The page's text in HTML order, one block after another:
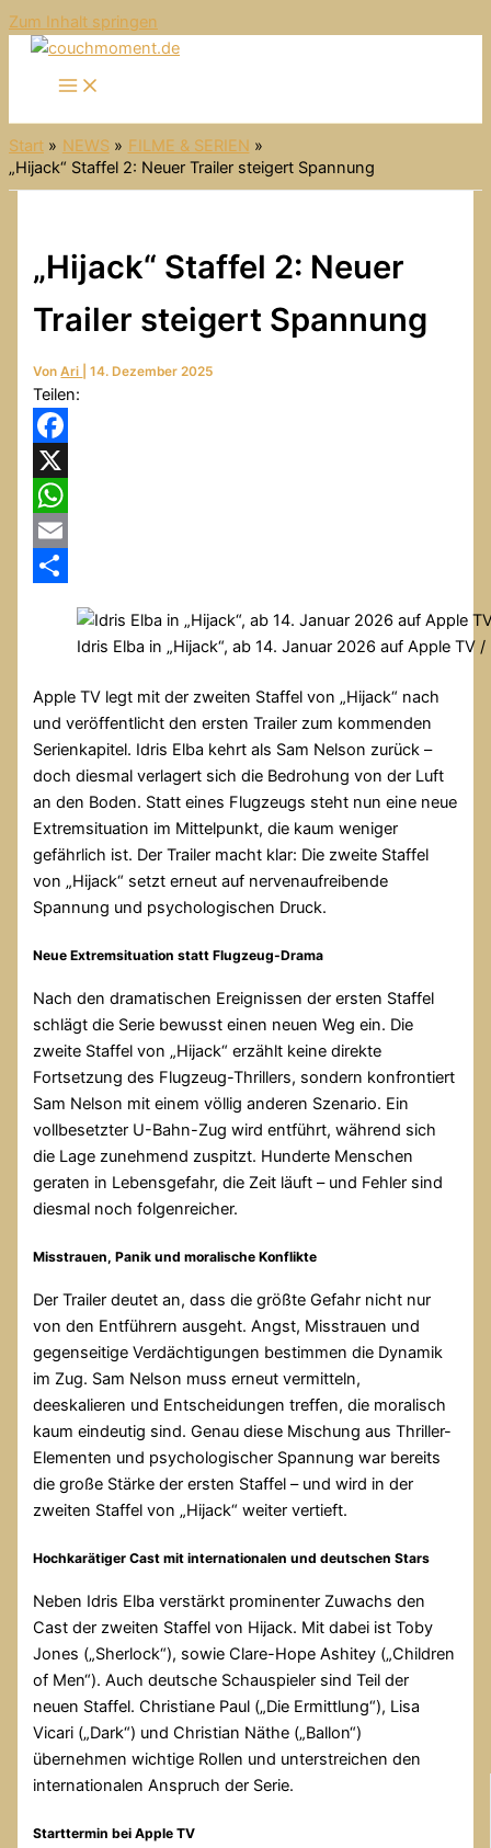
Zum Inhalt springen
Start NEWS
FILME & SERIEN
„Hijack“ Staffel 2: Neuer Trailer steigert Spannung
„Hijack“ Staffel 2: Neuer
Trailer steigert Spannung
VonAri |14. Dezember 2025
Teilen:
Facebook
X
WhatsApp
Email
Idris Elba in „Hijack“, ab 14. Januar 2026 auf Apple TV
Apple TV legt mit der zweiten Staffel von „Hijack“ nach
und veröffentlicht den ersten Trailer zum kommenden
Serienkapitel. Idris Elba kehrt als Sam Nelson zurück –
doch diesmal verlagert sich die Bedrohung von der Luft
an den Boden. Statt eines Flugzeugs steht nun eine neue
Extremsituation im Mittelpunkt, die kaum weniger
gefährlich ist. Der Trailer macht klar: Die zweite Staffel
von „Hijack“ setzt erneut auf nervenaufreibende
Spannung und psychologischen Druck.
Neue Extremsituation statt Flugzeug-Drama
Nach den dramatischen Ereignissen der ersten Staffel
schlägt die Serie bewusst einen neuen Weg ein. Die
zweite Staffel von „Hijack“ erzählt keine direkte
Fortsetzung des Flugzeug-Thrillers, sondern konfrontiert
Sam Nelson mit einem völlig anderen Szenario. Ein
vollbesetzter U-Bahn-Zug wird entführt, während sich
die Lage zunehmend zuspitzt. Hunderte Menschen
geraten in Lebensgefahr, die Zeit läuft – und Fehler sind
diesmal noch folgenreicher.
Misstrauen, Panik und moralische Konflikte
Der Trailer deutet an, dass die größte Gefahr nicht nur
von den Entführern ausgeht. Angst, Misstrauen und
gegenseitige Verdächtigungen bestimmen die Dynamik
im Zug. Sam Nelson muss erneut vermitteln,
deeskalieren und Entscheidungen treffen, die moralisch
kaum eindeutig sind. Genau diese Mischung aus Thriller-
Elementen und psychologischer Spannung war bereits
die große Stärke der ersten Staffel – und wird in der
zweiten Staffel von „Hijack“ weiter vertieft.
Hochkarätiger Cast mit internationalen und deutschen Stars
Neben Idris Elba verstärkt prominenter Zuwachs den
Cast der zweiten Staffel von Hijack. Mit dabei ist Toby
Jones („Sherlock“), sowie Clare-Hope Ashitey („Children
of Men“). Auch deutsche Schauspieler sind Teil der
neuen Staffel. Christiane Paul („Die Ermittlung“), Lisa
Vicari („Dark“) und Christian Näthe („Ballon“)
übernehmen wichtige Rollen und unterstreichen den
internationalen Anspruch der Serie.
Starttermin bei Apple TV